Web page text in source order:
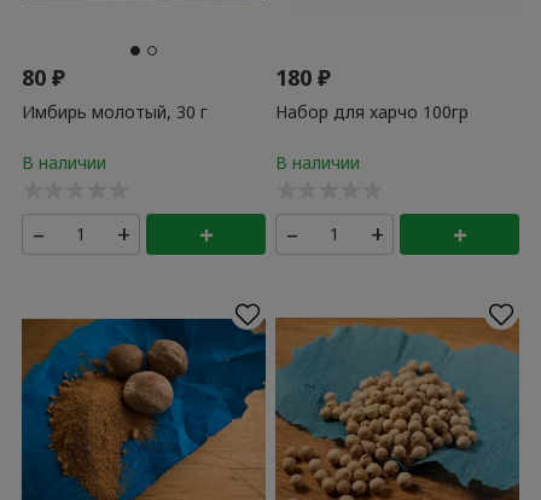
80₽
Имбирь молотый, 30 г
– + +
180₽
Набор для харчо 100гр
– + +